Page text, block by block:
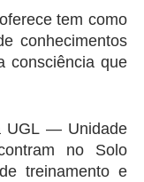
tem como
conhecimentos
consciência que
— Unidade
no Solo
treinamento e